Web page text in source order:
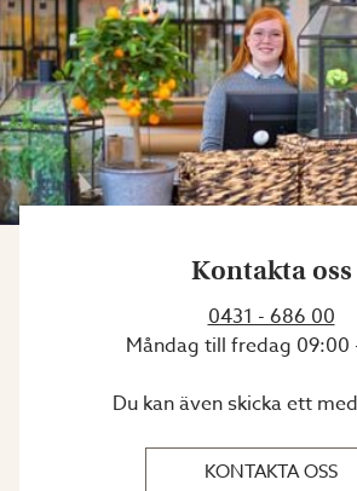
Kontakta oss
0431 - 686 00
Måndag till fredag 09:00
Du kan även skicka ett
KONTAKTA OSS